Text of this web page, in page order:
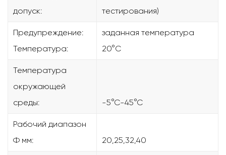
допуск:
тестирования)
Предупреждение:
Температура:
заданная температура
20°C
Температура
окружающей
среды:
-5°С-45°С
Рабочий диапазон
Ф мм:
20,25,32,40